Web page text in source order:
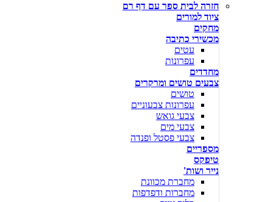
חזרה לבית ספר עם דף רם
ציוד למורים
מחקים
מכשירי כתיבה
עטים
עפרונות
מחדדים
צבעים טושים ומרקרים
טושים
עפרונות צבעוניים
צבעי גואש
צבעי מים
צבעי פסטל ופנדה
מספריים
טיפקס
נייר ושות'
מחברת מכוונת
מחברות ודפדפות